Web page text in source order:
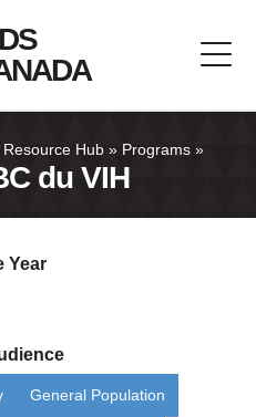
Resource Hub » Programs »
du VIH
Year
General Population